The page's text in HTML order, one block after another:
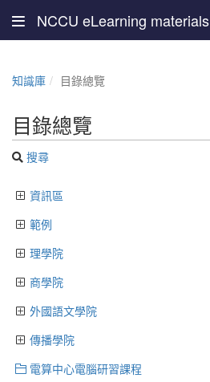
NCCU eLearning materials
知識庫 目錄總覽
目錄總覽
搜尋
資訊區
範例
理學院
商學院
外國語文學院
傳播學院
電算中心電腦研習課程